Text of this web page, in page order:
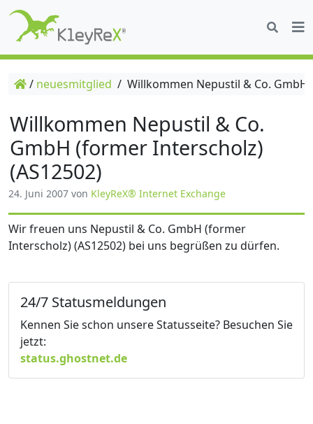
/ neuesmitglied / Willkommen Nepustil & Co.
Willkommen Nepustil & Co.
GmbH (former Interscholz)
(AS12502)
24. Juni 2007 von KleyReX® Internet Exchange
Wir freuen uns Nepustil & Co. GmbH (former
Interscholz) (AS12502) bei uns begrüßen zu dürfen.
24/7 Statusmeldungen
Kennen Sie schon unsere Statusseite? Besuchen Sie
jetzt:
status.ghostnet.de